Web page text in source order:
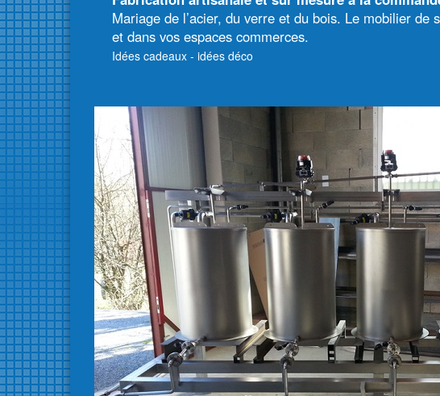
Mariage de l’acier, du verre et du bois. Le mobilier
et dans vos espaces commerces.
Idées cadeaux - idées déco